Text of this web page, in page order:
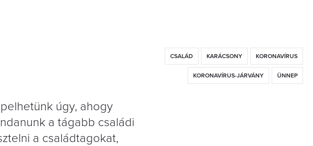
CSALÁD KARÁCSONY KORONAVÍRUS
KORONAVÍRUS-JÁRVÁNY ÜNNEP
úgy, ahogy
a tágabb családi
a családtagokat,